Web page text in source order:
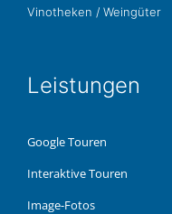
Vino­the­ken / Weingüter
Leis­tun­gen
Google Touren
Inter­ak­ti­ve Touren
Image-Fotos